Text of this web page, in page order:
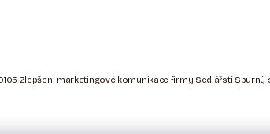
Zlepšení marketingové komunikace firmy Sedlářstí